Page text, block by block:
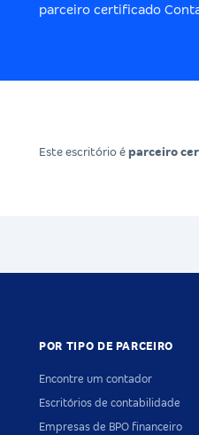
parceiro certificado
Este escritório é parceiro
POR TIPO DE PARCEIRO
Encontre um contador
Escritórios de contabilidade
Empresas de BPO financeiro